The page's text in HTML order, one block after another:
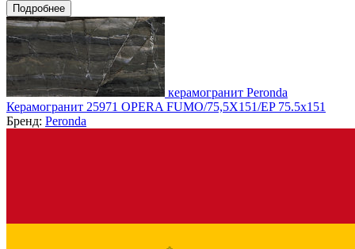
Подробнее
керамогранит Peronda
Керамогранит 25971 OPERA FUMO/75,5X151/EP 75.5x151
Бренд: Peronda